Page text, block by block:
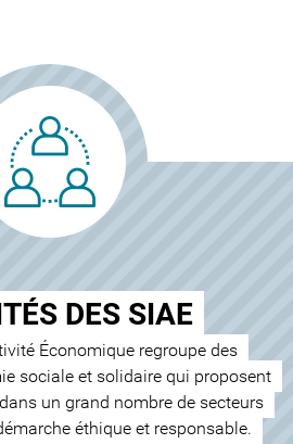
DES SIAE
Économique regroupe des
sociale et solidaire qui proposent
un grand nombre de secteurs
éthique et responsable.